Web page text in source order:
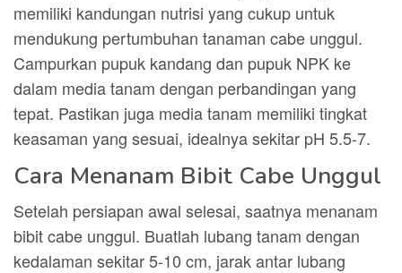
memiliki kandungan nutrisi yang cukup untuk
mendukung pertumbuhan tanaman cabe unggul.
Campurkan pupuk kandang dan pupuk NPK ke
dalam media tanam dengan perbandingan yang
tepat. Pastikan juga media tanam memiliki tingkat
keasaman yang sesuai, idealnya sekitar pH 5.5-7.
Cara Menanam Bibit Cabe Unggul
Setelah persiapan awal selesai, saatnya menanam
bibit cabe unggul. Buatlah lubang tanam dengan
kedalaman sekitar 5-10 cm, jarak antar lubang